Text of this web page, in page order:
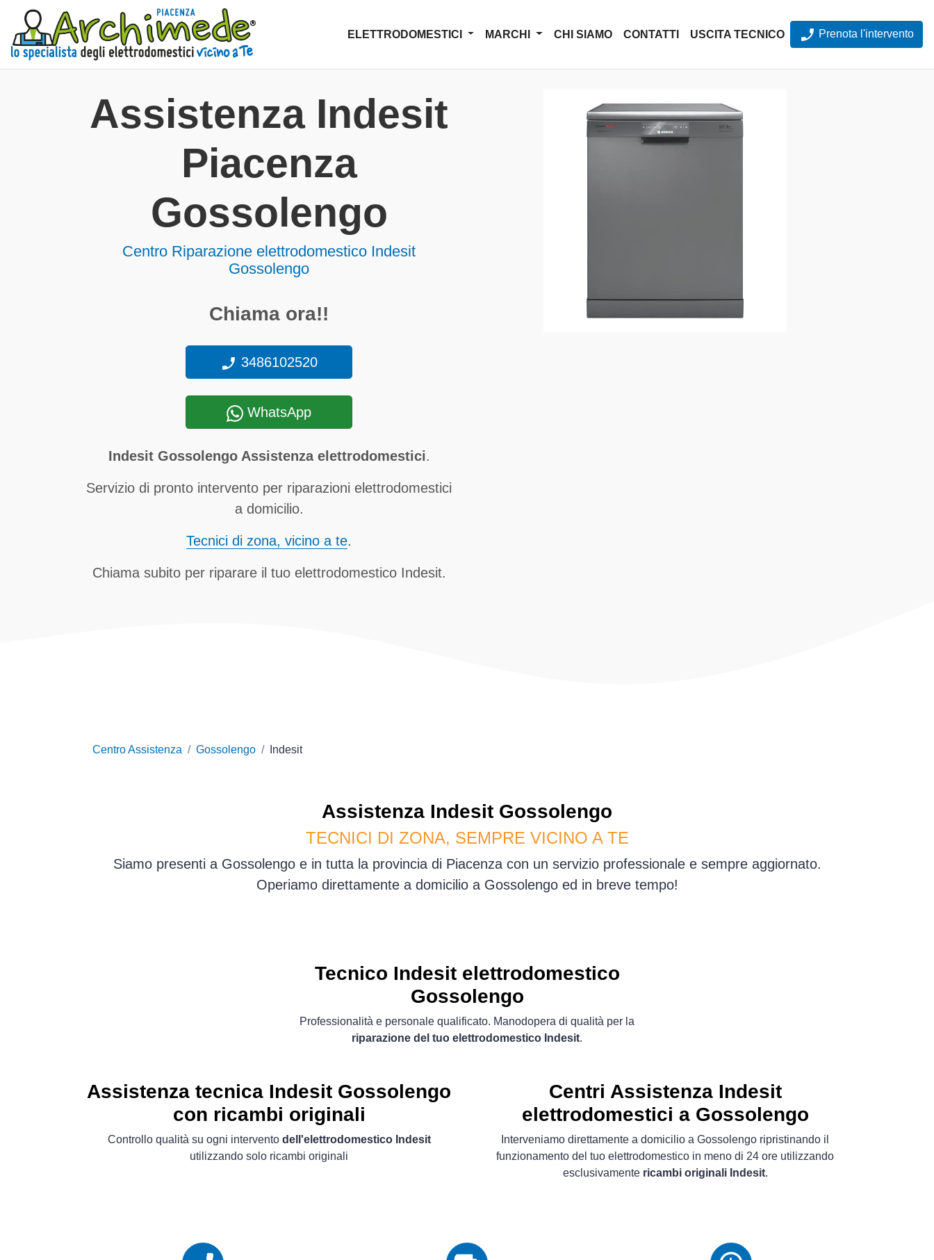
ELETTRODOMESTICI MARCHI CHI SIAMO CONTATTI USCITA TECNICO Prenota l'intervento
Assistenza Indesit
Piacenza
Gossolengo
Centro Riparazione elettrodomestico Indesit
Gossolengo
Chiama ora!!
3486102520
WhatsApp
Indesit Gossolengo Assistenza elettrodomestici.
Servizio di pronto intervento per riparazioni elettrodomestici
a domicilio.
Tecnici di zona, vicino a te.
Chiama subito per riparare il tuo elettrodomestico Indesit.
Centro Assistenza Gossolengo Indesit
Assistenza Indesit Gossolengo
TECNICI DI ZONA, SEMPRE VICINO A TE
Siamo presenti a Gossolengo e in tutta la provincia di Piacenza con un servizio professionale e sempre aggiornato.
Operiamo direttamente a domicilio a Gossolengo ed in breve tempo!
Tecnico Indesit elettrodomestico
Gossolengo
Professionalità e personale qualificato. Manodopera di qualità per la
riparazione del tuo elettrodomestico Indesit.
Assistenza tecnica Indesit Gossolengo
con ricambi originali
Controllo qualità su ogni intervento dell'elettrodomestico Indesit
utilizzando solo ricambi originali
Centri Assistenza Indesit
elettrodomestici a Gossolengo
Interveniamo direttamente a domicilio a Gossolengo ripristinando il
funzionamento del tuo elettrodomestico in meno di 24 ore utilizzando
esclusivamente ricambi originali Indesit.